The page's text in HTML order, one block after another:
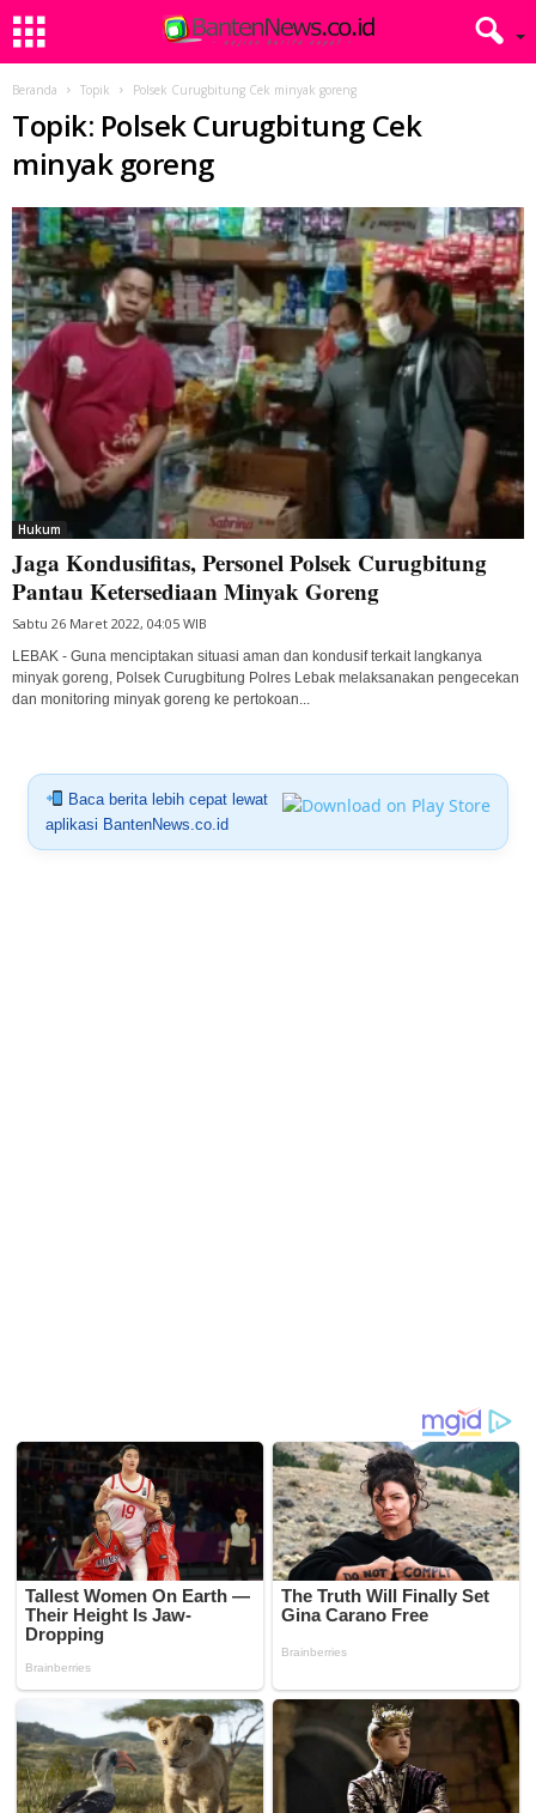
Beranda Topik Polsek Curugbitung Cek minyak goreng
Topik: Polsek Curugbitung Cek
minyak goreng
Hukum
Jaga Kondusifitas, Personel Polsek Curugbitung
Pantau Ketersediaan Minyak Goreng
Sabtu 26 Maret 2022, 04:05 WIB
LEBAK - Guna menciptakan situasi aman dan kondusif terkait langkanya
minyak goreng, Polsek Curugbitung Polres Lebak melaksanakan pengecekan
dan monitoring minyak goreng ke pertokoan...
Baca berita lebih cepat lewat
aplikasi BantenNews.co.id